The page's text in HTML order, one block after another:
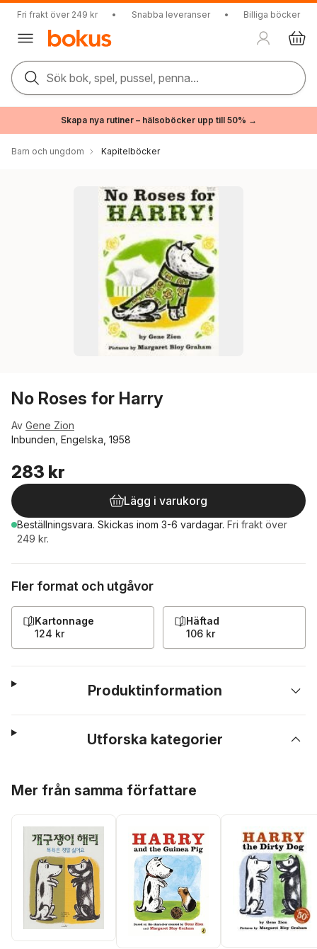
Fri frakt över 249 kr • Snabba leveranser • Billiga böcker
Sök bok, spel, pussel, penna...
Skapa nya rutiner – hälsoböcker upp till 50% →
Barn och ungdom Kapitelböcker
No Roses for Harry
Av Gene Zion
Inbunden, Engelska, 1958
283 kr
Lägg i varukorg
Beställningsvara. Skickas inom 3-6 vardagar. Fri frakt över
249 kr.
Fler format och utgåvor
Kartonnage
124 kr
Häftad
106 kr
Produktinformation
Utforska kategorier
Mer från samma författare